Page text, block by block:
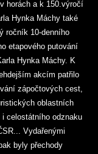
horách a k 150.výročí
Hynka Máchy také
ročník 10-denního
etapového putování
Hynka Máchy. K
akcím patřilo
zápočtových cest,
oblastních
i celostátního odznaku
Vydařenými
byly přechody